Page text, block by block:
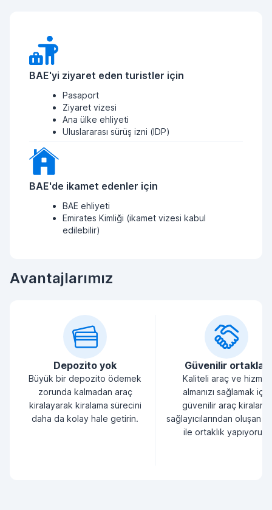
BAE'yi ziyaret eden turistler için
Pasaport
Ziyaret vizesi
Ana ülke ehliyeti
Uluslararası sürüş izni (IDP)
BAE'de ikamet edenler için
BAE ehliyeti
Emirates Kimliği (ikamet vizesi kabul
edilebilir)
Avantajlarımız
Depozito yok
Büyük bir depozito ödemek
zorunda kalmadan araç
kiralayarak kiralama sürecini
daha da kolay hale getirin.
Güvenilir ortaklar
Kaliteli araç ve hizmet
almanızı sağlamak için
güvenilir araç kiralama
sağlayıcılarından oluşan
ile ortaklık yapıyoruz.